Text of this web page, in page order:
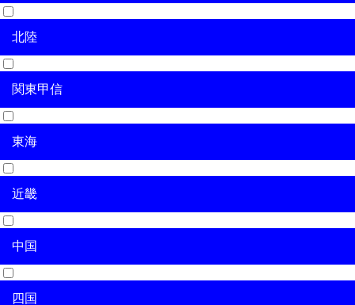
青森県
岩手県
宮城県
秋田県
山形県
福島県
北陸
新潟県
富山県
石川県
福井県
関東甲信
茨城県
栃木県
群馬県
埼玉県
千葉県
東京都
神奈川県
山梨県
長野県
東海
岐阜県
静岡県
愛知県
三重県
近畿
滋賀県
京都府
大阪府
兵庫県
奈良県
和歌山県
中国
鳥取県
島根県
岡山県
広島県
山口県
四国